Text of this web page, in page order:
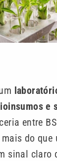
e
entre
do que
sinal claro